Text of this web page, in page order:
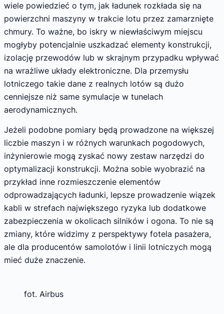
wiele powiedzieć o tym, jak ładunek rozkłada się na
powierzchni maszyny w trakcie lotu przez zamarznięte
chmury. To ważne, bo iskry w niewłaściwym miejscu
mogłyby potencjalnie uszkadzać elementy konstrukcji,
izolację przewodów lub w skrajnym przypadku wpływać
na wrażliwe układy elektroniczne. Dla przemysłu
lotniczego takie dane z realnych lotów są dużo
cenniejsze niż same symulacje w tunelach
aerodynamicznych.
Jeżeli podobne pomiary będą prowadzone na większej
liczbie maszyn i w różnych warunkach pogodowych,
inżynierowie mogą zyskać nowy zestaw narzędzi do
optymalizacji konstrukcji. Można sobie wyobrazić na
przykład inne rozmieszczenie elementów
odprowadzających ładunki, lepsze prowadzenie wiązek
kabli w strefach największego ryzyka lub dodatkowe
zabezpieczenia w okolicach silników i ogona. To nie są
zmiany, które widzimy z perspektywy fotela pasażera,
ale dla producentów samolotów i linii lotniczych mogą
mieć duże znaczenie.
fot. Airbus